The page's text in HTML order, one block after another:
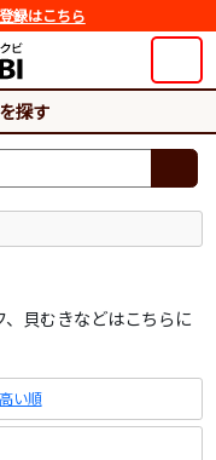
録はこちら
探す
貝むきなどはこちらに
い順